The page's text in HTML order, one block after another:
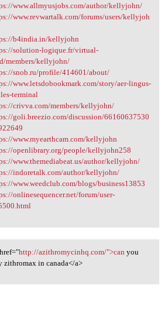
www.allmyusjobs.com/author/kellyjohn/
www.revwartalk.com/forums/users/kellyjoh
b4india.in/kellyjohn
solution-logique.fr/virtual-
members/kellyjohn/
snob.ru/profile/414601/about/
www.letsdobookmark.com/story/aer-lingus-
terminal
crivva.com/members/kellyjohn/
goli.breezio.com/discussion/66160637530
www.myearthcam.com/kellyjohn
openlibrary.org/people/kellyjohn258
www.themediabeat.us/author/kellyjohn/
indoretalk.com/author/kellyjohn/
www.weedclub.com/blogs/business13853
onlinesequencer.net/forum/user-
http://azithromycinhq.com/">can you
zithromax in canada</a>